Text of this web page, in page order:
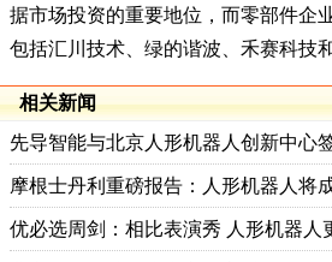
据市场投资的重要地位，而零部件企
包括汇川技术、绿的谐波、禾赛科技
相关新闻
先导智能与北京人形机器人创新中心
摩根士丹利重磅报告：人形机器人将
优必选周剑：相比表演秀 人形机器人